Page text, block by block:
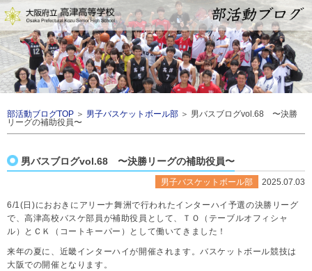
部活動ブログTOP ＞ 男子バスケットボール部 ＞ 男バスブログvol.68 〜決勝
リーグの補助役員〜
男バスブログvol.68 〜決勝リーグの補助役員〜
男子バスケットボール部 2025.07.03
6/1(日)におおきにアリーナ舞洲で行われたインターハイ予選の決勝リーグ
で、高津高校バスケ部員が補助役員として、ＴＯ（テーブルオフィシャ
ル）とＣＫ（コートキーパー）として働いてきました！
来年の夏に、近畿インターハイが開催されます。バスケットボール競技は
大阪での開催となります。